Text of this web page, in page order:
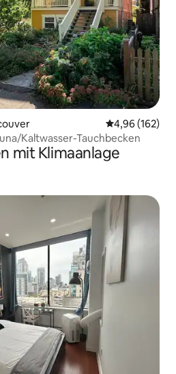
4,96 (162)
Kaltwasser-Tauchbecken
mit Klimaanlage